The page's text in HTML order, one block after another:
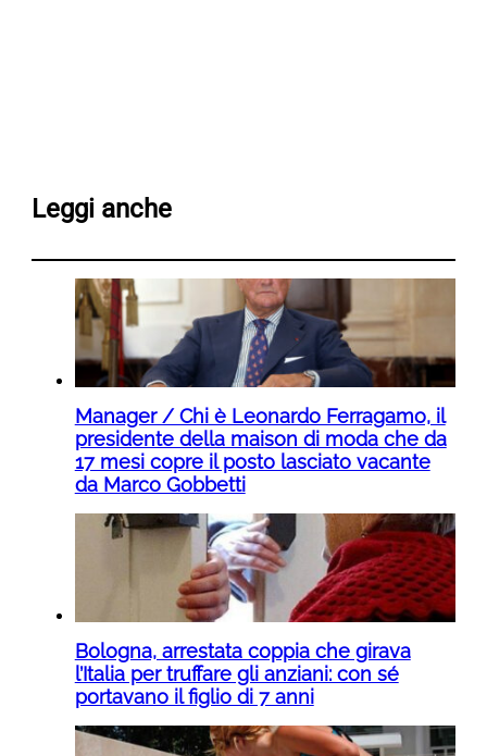
Leggi anche
Manager / Chi è Leonardo Ferragamo, il
presidente della maison di moda che da
17 mesi copre il posto lasciato vacante
da Marco Gobbetti
Bologna, arrestata coppia che girava
l’Italia per truffare gli anziani: con sé
portavano il figlio di 7 anni